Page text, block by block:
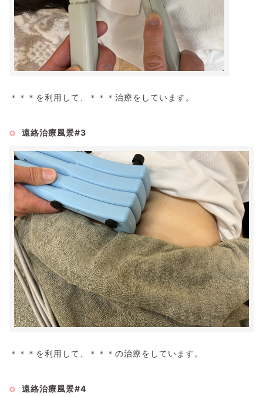
＊＊＊を利用して、＊＊＊治療をしています。
遠絡治療風景#3
＊＊＊を利用して、＊＊＊の治療をしています。
遠絡治療風景#4